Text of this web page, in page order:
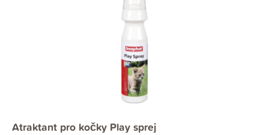
Atraktant pro kočky Play sprej